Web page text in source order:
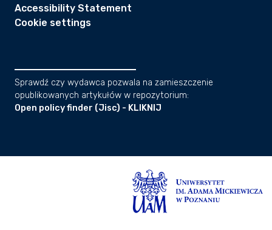
Accessibility Statement
Cookie settings
Sprawdź czy wydawca pozwala na zamieszczenie
opublikowanych artykułów w repozytorium:
Open policy finder (Jisc) - KLIKNIJ